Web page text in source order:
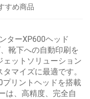
すめ商品
ターXP600ヘッド
靴下への自動印刷を
ットソリューション
マイズに最適です。
プリントヘッドを搭載
は、高精度、完全自